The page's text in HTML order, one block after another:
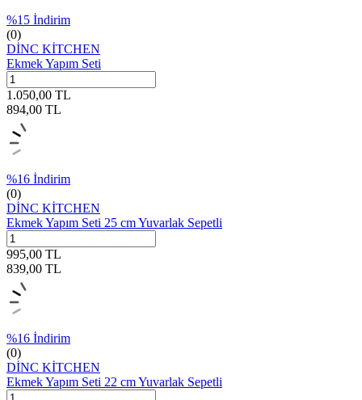
%15 İndirim
(0)
DİNC KİTCHEN
Ekmek Yapım Seti
1.050,00 TL
894,00 TL
%16 İndirim
(0)
DİNC KİTCHEN
Ekmek Yapım Seti 25 cm Yuvarlak Sepetli
995,00 TL
839,00 TL
%16 İndirim
(0)
DİNC KİTCHEN
Ekmek Yapım Seti 22 cm Yuvarlak Sepetli